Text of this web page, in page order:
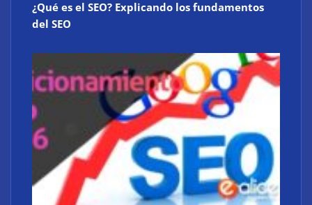
¿Qué es el SEO? Explicando los fundamentos
del SEO